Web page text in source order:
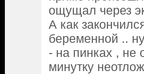
ощущал через
А как
беременной ..
- на пинках , не
минутку